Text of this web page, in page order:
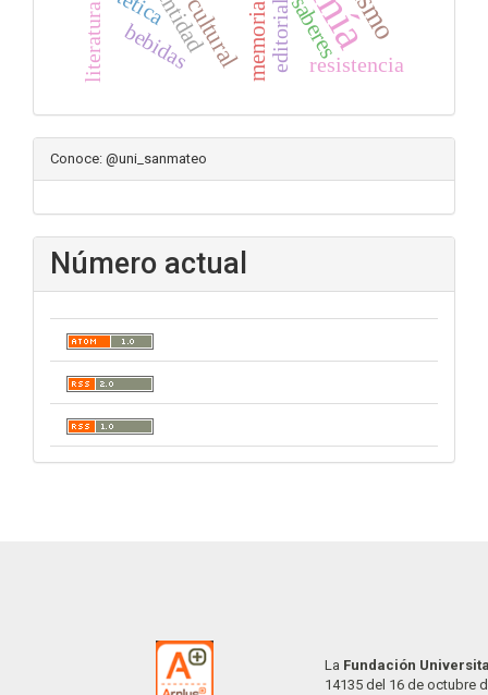
saberes
memoria
bebidas editorial
literatura resistencia
Conoce: @uni_sanmateo
Número actual
La Fundación
14135 del 16 de octubre